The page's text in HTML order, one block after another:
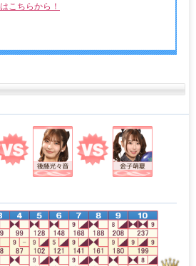
こちらから！